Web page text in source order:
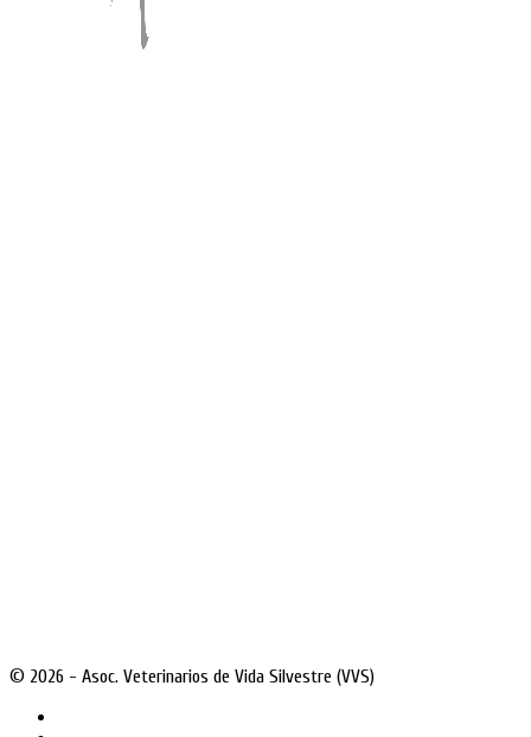
© 2026 - Asoc. Veterinarios de Vida Silvestre (VVS)